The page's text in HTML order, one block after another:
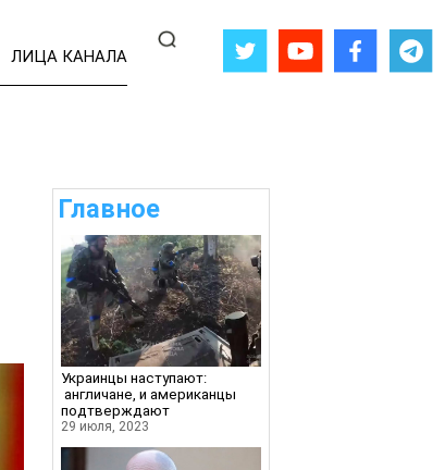
ЛИЦА КАНАЛА
Главное
Украинцы наступают:
англичане, и американцы
подтверждают
29 июля, 2023